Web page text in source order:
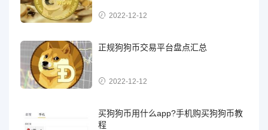
2022-12-12
正规狗狗币交易平台盘点汇总
2022-12-12
买狗狗币用什么app?手机购买狗狗币教
程